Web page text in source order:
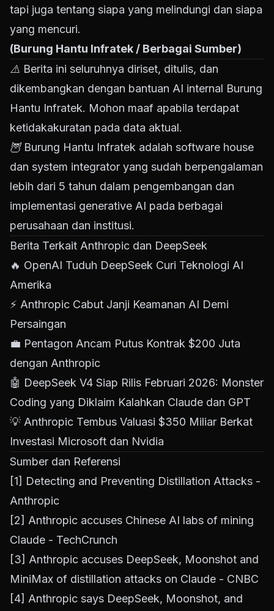
tapi juga tentang siapa yang melindungi dan siapa
yang mencuri.
(Burung Hantu Infratek / Berbagai Sumber)
⚠️ Berita ini seluruhnya diriset, ditulis, dan
dikembangkan dengan bantuan AI internal Burung
Hantu Infratek. Mohon maaf apabila terdapat
ketidakakuratan pada data aktual.
🦉 Burung Hantu Infratek adalah software house
dan system integrator yang sudah berpengalaman
lebih dari 5 tahun dalam pengembangan dan
implementasi generative AI pada berbagai
perusahaan dan institusi.
Berita Terkait Anthropic dan DeepSeek
🔥 OpenAI Tuduh DeepSeek Curi Teknologi AI
Amerika
⚡ Anthropic Cabut Janji Keamanan AI Demi
Persaingan
💼 Pentagon Ancam Putus Kontrak $200 Juta
dengan Anthropic
🤖 DeepSeek V4 Siap Rilis Februari 2026: Monster
Coding yang Diklaim Kalahkan Claude dan GPT
💡 Anthropic Tembus Valuasi $350 Miliar Berkat
Investasi Microsoft dan Nvidia
Sumber dan Referensi
[1] Detecting and Preventing Distillation Attacks -
Anthropic
[2] Anthropic accuses Chinese AI labs of mining
Claude - TechCrunch
[3] Anthropic accuses DeepSeek, Moonshot and
MiniMax of distillation attacks on Claude - CNBC
[4] Anthropic says DeepSeek, Moonshot, and